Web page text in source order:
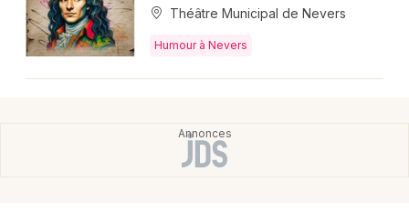
Concerts
Sports
Nice
Paris
Strasbourg
Théâtre Municipal de Nevers
Humour à Nevers